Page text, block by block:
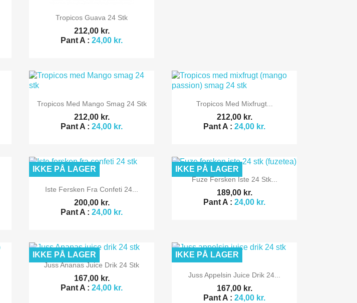
 Vis her
Tropicos Guava 24 Stk
212,00 kr.
Pant A :24,00 kr.
 Vis her
Tropicos Med Mango Smag 24 Stk
212,00 kr.
Pant A :24,00 kr.
 Vis her
Tropicos Med Mixfrugt...
212,00 kr.
Pant A :24,00 kr.
 Vis her
Iste Fersken Fra Confeti 24...
200,00 kr.
Pant A :24,00 kr.
IKKE PÅ LAGER
 Vis her
Fuze Fersken Iste 24 Stk...
189,00 kr.
Pant A :24,00 kr.
IKKE PÅ LAGER
 Vis her
Juss Ananas Juice Drik 24 Stk
167,00 kr.
Pant A :24,00 kr.
IKKE PÅ LAGER
 Vis her
Juss Appelsin Juice Drik 24...
167,00 kr.
Pant A :24,00 kr.
IKKE PÅ LAGER